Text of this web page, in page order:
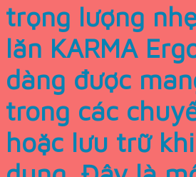
trọng lượng
lăn KARMA
dàng được
trong các
hoặc lưu trữ